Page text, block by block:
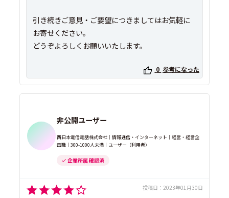
引き続きご意見・ご要望につきましてはお気軽に
お寄せください。
どうぞよろしくお願いいたします。
0 参考になった
非公開ユーザー
西日本電信電話株式会社｜情報通信・インターネット｜経営・経営企
画職｜300-1000人未満｜ユーザー（利用者）
企業所属 確認済
投稿日： 2023年01月30日